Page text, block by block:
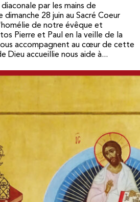
par les mains de
dimanche 28 juin au Sacré Coeur
de notre évêque et
Pierre et Paul en la veille de la
accompagnent au cœur de cette
Dieu accueillie nous aide à...